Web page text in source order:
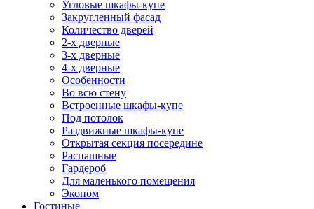
Угловые шкафы-купе
Закругленный фасад
Количество дверей
2-х дверные
3-х дверные
4-х дверные
Особенности
Во всю стену
Встроенные шкафы-купе
Под потолок
Раздвижные шкафы-купе
Открытая секция посередине
Распашные
Гардероб
Для маленького помещения
Эконом
Гостиные